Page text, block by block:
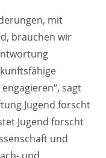
mit
brauchen wir
sagt
Jugend forscht
Jugend forscht
und